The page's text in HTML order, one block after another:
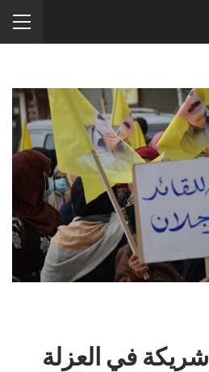
مثقفون: CPT شريكة في العزلة